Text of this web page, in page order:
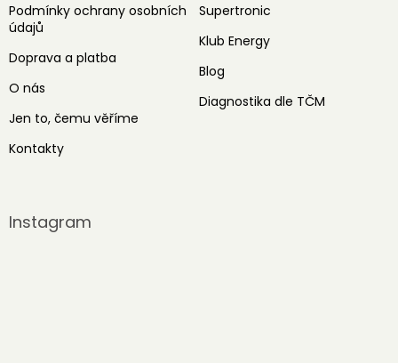
Podmínky ochrany osobních
údajů
Doprava a platba
O nás
Jen to, čemu věříme
Kontakty
Supertronic
Klub Energy
Blog
Diagnostika dle TČM
Instagram